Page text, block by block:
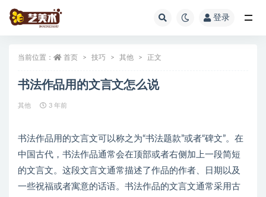
登录
当前位置： 首页 技巧 其他 正文
书法作品用的文言文怎么说
其他 3 年前
书法作品用的文言文可以称之为“书法题款”或者“碑文”。在
中国古代，书法作品通常会在顶部或者右侧加上一段简短
的文言文。这段文言文通常描述了作品的作者、日期以及
一些祝福或者寓意的话语。书法作品的文言文通常采用古